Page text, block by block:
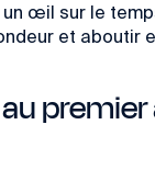
œil sur le
et aboutir